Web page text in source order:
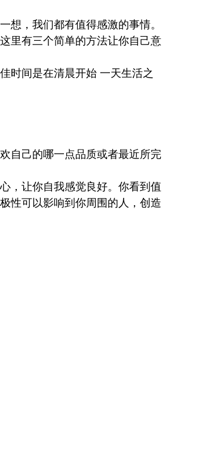
想，我们都有值得感激的事情。
里有三个简单的方法让你自己意
时间是在清晨开始 一天生活之
自己的哪一点品质或者最近所完
，让你自我感觉良好。你看到值
性可以影响到你周围的人，创造